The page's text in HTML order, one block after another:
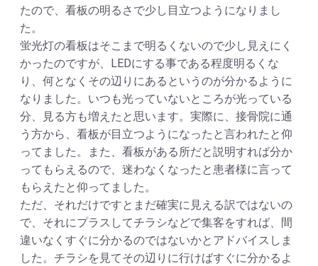
たので、看板の明るさで少し目立つようになりまし
た。
蛍光灯の看板はそこまで明るくないので少し見えにく
かったのですが、LEDにする事である程度明るくな
り、何となくその辺りにあるというのが分かるように
なりました。いつも光っていないところが光っている
分、見る方も増えたと思います。実際に、接骨院に通
う方から、看板が目立つようになったと言われたと仰
ってました。また、看板がある所だと説明すれば分か
ってもらえるので、迷わなくなったと患者様に言って
もらえたと仰ってました。
ただ、それだけですとまだ確実に見える訳ではないの
で、それにプラスしてチラシなどで集客をすれば、間
違いなくすぐに分かるのではないかとアドバイスしま
した。チラシを見てその辺りに行けばすぐに分かるよ